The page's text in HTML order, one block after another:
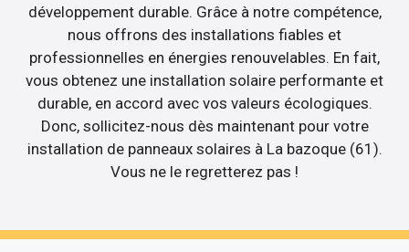
développement durable. Grâce à notre compétence,
nous offrons des installations fiables et
professionnelles en énergies renouvelables. En fait,
vous obtenez une installation solaire performante et
durable, en accord avec vos valeurs écologiques.
Donc, sollicitez-nous dès maintenant pour votre
installation de panneaux solaires à La bazoque (61).
Vous ne le regretterez pas !